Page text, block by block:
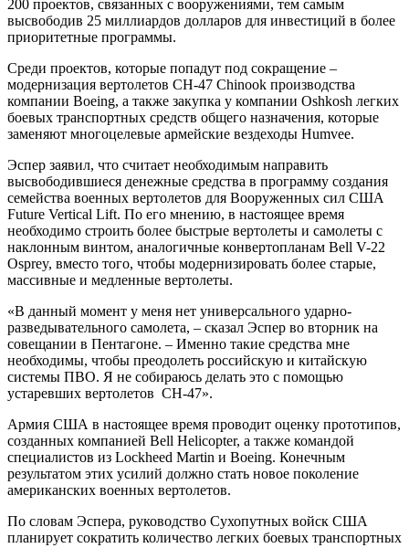
200 проектов, связанных с вооружениями, тем самым
высвободив 25 миллиардов долларов для инвестиций в более
приоритетные программы.
Среди проектов, которые попадут под сокращение –
модернизация вертолетов CH-47 Chinook производства
компании Boeing, а также закупка у компании Oshkosh легких
боевых транспортных средств общего назначения, которые
заменяют многоцелевые армейские вездеходы Humvee.
Эспер заявил, что считает необходимым направить
высвободившиеся денежные средства в программу создания
семейства военных вертолетов для Вооруженных сил США
Future Vertical Lift. По его мнению, в настоящее время
необходимо строить более быстрые вертолеты и самолеты с
наклонным винтом, аналогичные конвертопланам Bell V-22
Osprey, вместо того, чтобы модернизировать более старые,
массивные и медленные вертолеты.
«В данный момент у меня нет универсального ударно-
разведывательного самолета, – сказал Эспер во вторник на
совещании в Пентагоне. – Именно такие средства мне
необходимы, чтобы преодолеть российскую и китайскую
системы ПВО. Я не собираюсь делать это с помощью
устаревших вертолетов CH-47».
Армия США в настоящее время проводит оценку прототипов,
созданных компанией Bell Helicopter, а также командой
специалистов из Lockheed Martin и Boeing. Конечным
результатом этих усилий должно стать новое поколение
американских военных вертолетов.
По словам Эспера, руководство Сухопутных войск США
планирует сократить количество легких боевых транспортных